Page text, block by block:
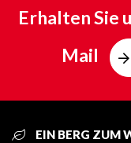
Erhalten Sie
Mail
EIN BERG ZUM